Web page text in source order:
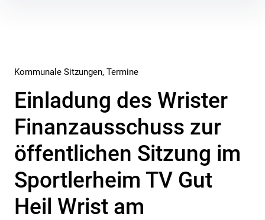
Kommunale Sitzungen Termine
Einladung des Wrister
Finanzausschuss zur
öffentlichen Sitzung im
Sportlerheim TV Gut
Heil Wrist am